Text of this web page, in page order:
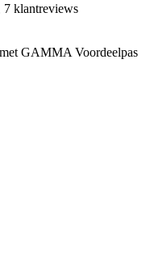
7 klantreviews
GAMMA Voordeelpas